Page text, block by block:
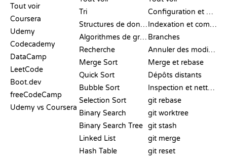
Tout voir
Coursera
Udemy
Codecademy
DataCamp
LeetCode
Boot.dev
freeCodeCamp
Udemy vs Coursera
Tri
Structures de données
Algorithmes de graphes
Recherche
Merge Sort
Quick Sort
Bubble Sort
Selection Sort
Binary Search
Binary Search Tree
Linked List
Hash Table
Configuration et mise en place
Indexation et commit
Branches
Annuler des modifications
Merge et rebase
Dépôts distants
Inspection et nettoyage
git rebase
git worktree
git stash
git merge
git reset